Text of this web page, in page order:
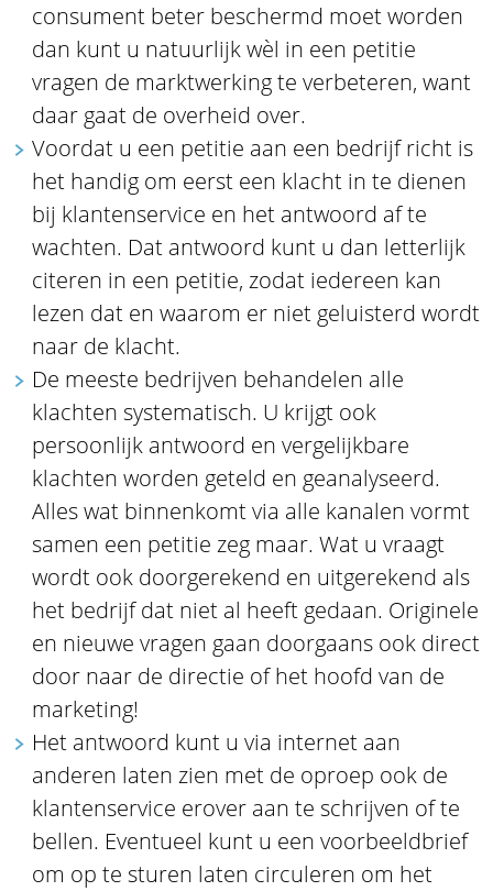
consument beter beschermd moet worden
dan kunt u natuurlijk wèl in een petitie
vragen de marktwerking te verbeteren, want
daar gaat de overheid over.
Voordat u een petitie aan een bedrijf richt is
het handig om eerst een klacht in te dienen
bij klantenservice en het antwoord af te
wachten. Dat antwoord kunt u dan letterlijk
citeren in een petitie, zodat iedereen kan
lezen dat en waarom er niet geluisterd wordt
naar de klacht.
De meeste bedrijven behandelen alle
klachten systematisch. U krijgt ook
persoonlijk antwoord en vergelijkbare
klachten worden geteld en geanalyseerd.
Alles wat binnenkomt via alle kanalen vormt
samen een petitie zeg maar. Wat u vraagt
wordt ook doorgerekend en uitgerekend als
het bedrijf dat niet al heeft gedaan. Originele
en nieuwe vragen gaan doorgaans ook direct
door naar de directie of het hoofd van de
marketing!
Het antwoord kunt u via internet aan
anderen laten zien met de oproep ook de
klantenservice erover aan te schrijven of te
bellen. Eventueel kunt u een voorbeeldbrief
om op te sturen laten circuleren om het